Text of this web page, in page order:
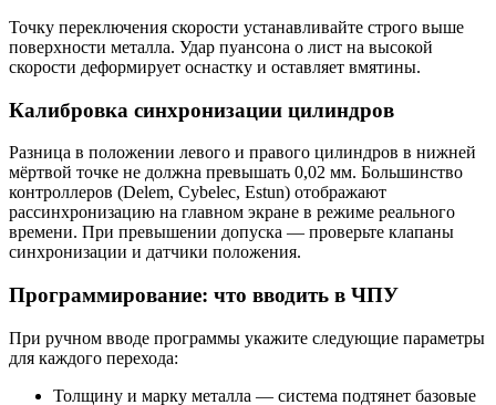
Точку переключения скорости устанавливайте строго выше
поверхности металла. Удар пуансона о лист на высокой
скорости деформирует оснастку и оставляет вмятины.
Калибровка синхронизации цилиндров
Разница в положении левого и правого цилиндров в нижней
мёртвой точке не должна превышать 0,02 мм. Большинство
контроллеров (Delem, Cybelec, Estun) отображают
рассинхронизацию на главном экране в режиме реального
времени. При превышении допуска — проверьте клапаны
синхронизации и датчики положения.
Программирование: что вводить в ЧПУ
При ручном вводе программы укажите следующие параметры
для каждого перехода:
Толщину и марку металла — система подтянет базовые